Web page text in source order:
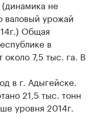
не
валовый урожай
Общая
в
около 7,5 тыс. га. В
в г. Адыгейске.
21,5 тыс. тонн
уровня 2014г.